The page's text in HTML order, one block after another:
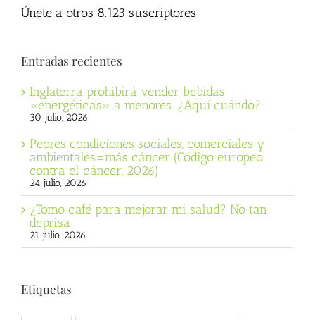
Únete a otros 8.123 suscriptores
Entradas recientes
Inglaterra prohibirá vender bebidas
«energéticas» a menores. ¿Aquí cuándo?
30 julio, 2026
Peores condiciones sociales, comerciales y
ambientales=más cáncer (Código europeo
contra el cáncer, 2026)
24 julio, 2026
¿Tomo café para mejorar mi salud? No tan
deprisa
21 julio, 2026
Etiquetas